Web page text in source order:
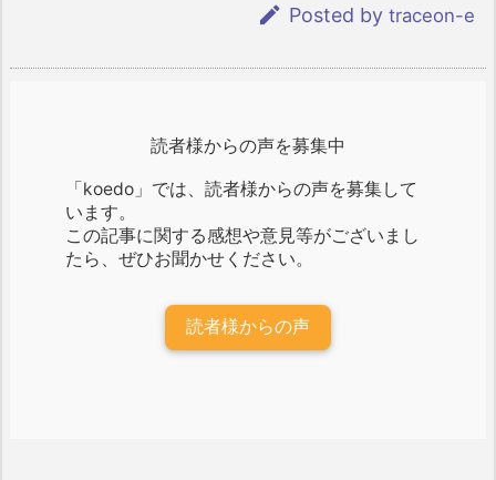
 Posted by traceon-e
読者様からの声を募集中
「koedo」では、読者様からの声を募集して
います。
この記事に関する感想や意見等がございまし
たら、ぜひお聞かせください。
読者様からの声